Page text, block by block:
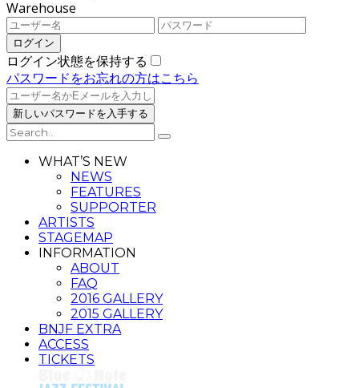
Warehouse
ログイン状態を保持する
パスワードをお忘れの方はこちら
WHAT’S NEW
NEWS
FEATURES
SUPPORTER
ARTISTS
STAGEMAP
INFORMATION
ABOUT
FAQ
2016 GALLERY
2015 GALLERY
BNJF EXTRA
ACCESS
TICKETS